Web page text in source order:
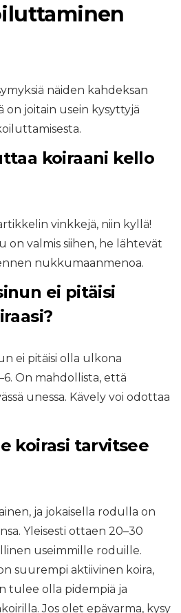
näiden kahdeksan
on joitain usein kysyttyjä
koiraani kello
vinkkejä, niin kyllä!
on valmis siihen, he lähtevät
nukkumaanmenoa.
ei pitäisi
ei pitäisi olla ulkona
On mahdollista, että
unessa. Kävely voi odottaa
koirasi tarvitsee
ja jokaisella rodulla on
Yleisesti ottaen 20–30
useimmille roduille.
suurempi aktiivinen koira,
tulee olla pidempiä ja
Jos olet epävarma, kysy